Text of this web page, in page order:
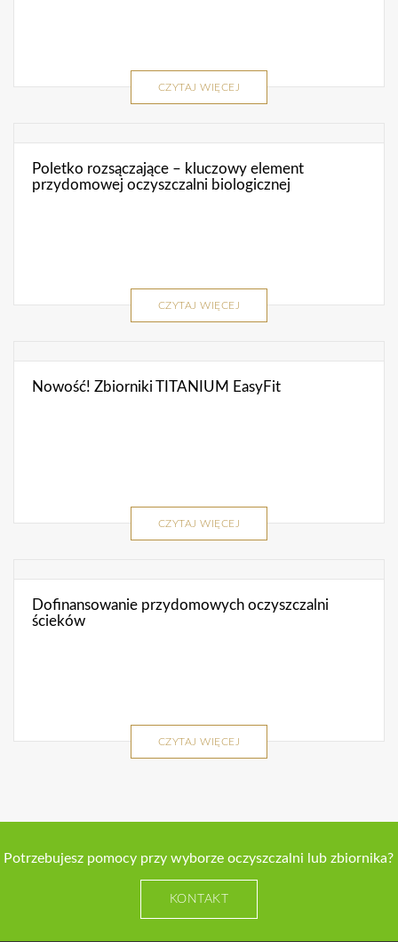
CZYTAJ WIĘCEJ
Poletko rozsączające – kluczowy element
przydomowej oczyszczalni biologicznej
CZYTAJ WIĘCEJ
Nowość! Zbiorniki TITANIUM EasyFit
CZYTAJ WIĘCEJ
Dofinansowanie przydomowych oczyszczalni
ścieków
CZYTAJ WIĘCEJ
Potrzebujesz pomocy przy wyborze oczyszczalni lub zbiornika?
KONTAKT